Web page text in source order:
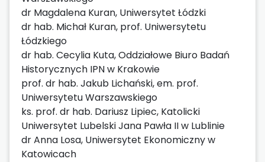
dr Magdalena Kuran, Uniwersytet Łódzki
dr hab. Michał Kuran, prof. Uniwersytetu
Łódzkiego
dr hab. Cecylia Kuta, Oddziałowe Biuro Badań
Historycznych IPN w Krakowie
prof. dr hab. Jakub Lichański, em. prof.
Uniwersytetu Warszawskiego
ks. prof. dr hab. Dariusz Lipiec, Katolicki
Uniwersytet Lubelski Jana Pawła II w Lublinie
dr Anna Losa, Uniwersytet Ekonomiczny w
Katowicach